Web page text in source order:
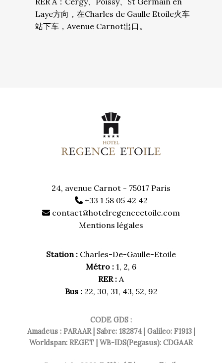
Laye方向，在Charles de Gaulle Etoile火车
站下车，Avenue Carnot出口。
24, avenue Carnot - 75017 Paris
+33 1 58 05 42 42
contact@hotelregenceetoile.com
Mentions légales
Station : Charles-De-Gaulle-Etoile
Métro : 1, 2, 6
RER : A
Bus : 22, 30, 31, 43, 52, 92
CODE GDS :
Amadeus : PARAAR | Sabre: 182874 | Galileo: F1913 |
Worldspan: REGET | WB-IDS(Pegasus): CDGAAR